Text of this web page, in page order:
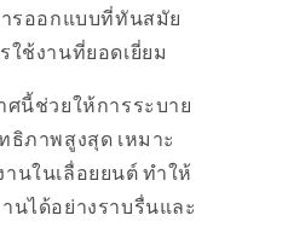
รออกแบบที่ทันสมัย
ใช้งานที่ยอดเยี่ยม
นี้ช่วยให้การระบาย
ธิภาพสูงสุด เหมาะ
นในเลื่อยยนต์ ทำให้
นได้อย่างราบรื่นและ